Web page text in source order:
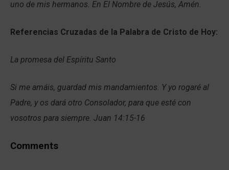
uno de mis hermanos. En El Nombre de Jesús, Amén.
Referencias Cruzadas de la Palabra de Cristo de Hoy:
La promesa del Espíritu Santo
Si me amáis, guardad mis mandamientos. Y yo rogaré al
Padre, y os dará otro Consolador, para que esté con
vosotros para siempre. Juan 14:15-16
Comments